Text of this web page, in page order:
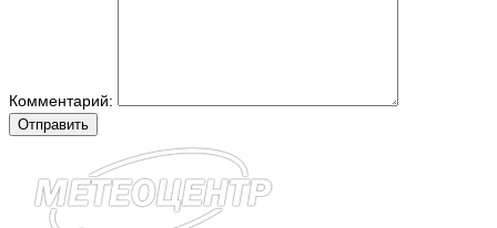
Комментарий:
Отправить